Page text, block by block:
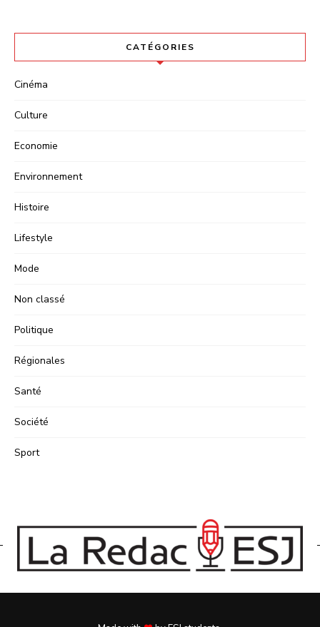
CATÉGORIES
Cinéma
Culture
Economie
Environnement
Histoire
Lifestyle
Mode
Non classé
Politique
Régionales
Santé
Société
Sport